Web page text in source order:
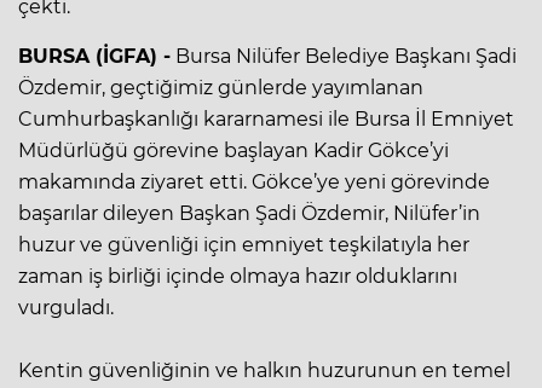
çekti.
BURSA (İGFA) - Bursa Nilüfer Belediye Başkanı Şadi
Özdemir, geçtiğimiz günlerde yayımlanan
Cumhurbaşkanlığı kararnamesi ile Bursa İl Emniyet
Müdürlüğü görevine başlayan Kadir Gökce’yi
makamında ziyaret etti. Gökce’ye yeni görevinde
başarılar dileyen Başkan Şadi Özdemir, Nilüfer’in
huzur ve güvenliği için emniyet teşkilatıyla her
zaman iş birliği içinde olmaya hazır olduklarını
vurguladı.
Kentin güvenliğinin ve halkın huzurunun en temel